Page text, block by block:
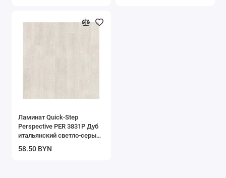
Ламинат Quick-Step
Perspective PER 3831P Дуб
итальянский светло-серый
58.50 BYN